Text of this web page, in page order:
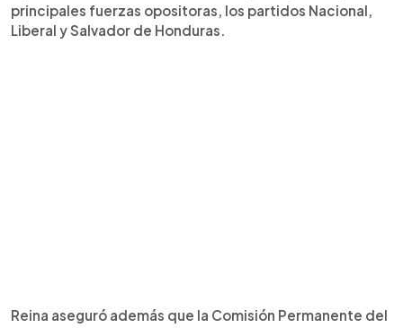
principales fuerzas opositoras, los partidos Nacional,
Liberal y Salvador de Honduras.
Reina aseguró además que la Comisión Permanente del